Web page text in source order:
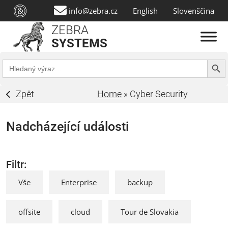
info@zebra.cz English Slovenščina
ZEBRA
SYSTEMS
Search
for:
Search
Zpět Home » Cyber Security
Nadcházející události
Filtr:
Vše Enterprise backup
offsite cloud Tour de Slovakia